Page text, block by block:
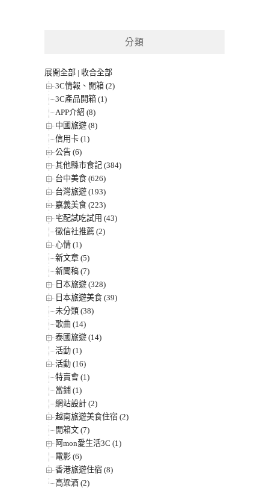
分類
展開全部 | 收合全部
3C情報、開箱 (2)
3C產品開箱 (1)
APP介紹 (8)
中國旅遊 (8)
信用卡 (1)
公告 (6)
其他縣市食記 (384)
台中美食 (626)
台灣旅遊 (193)
嘉義美食 (223)
宅配試吃試用 (43)
徵信社推薦 (2)
心情 (1)
新文章 (5)
新聞稿 (7)
日本旅遊 (328)
日本旅遊美食 (39)
未分類 (38)
歌曲 (14)
泰國旅遊 (14)
活動 (1)
活動 (16)
特賣會 (1)
當鋪 (1)
網站設計 (2)
越南旅遊美食住宿 (2)
開箱文 (7)
阿mon愛生活3C (1)
電影 (6)
香港旅遊住宿 (8)
高粱酒 (2)